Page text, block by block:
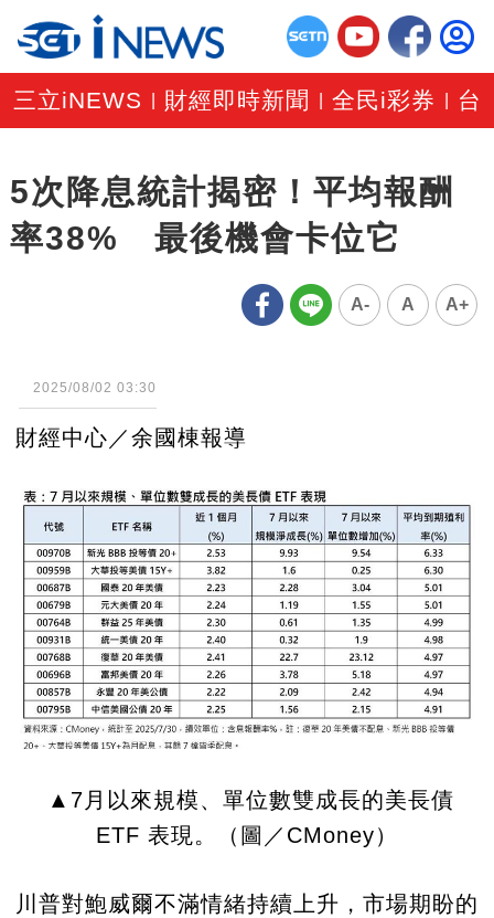
三立iNEWS 財經即時新聞 |全民i彩券 台
5次降息統計揭密！平均報酬
率38% 最後機會卡位它
A- A A+
2025/08/02 03:30
財經中心／余國棟報導
▲7月以來規模、單位數雙成長的美長債
ETF 表現。（圖／CMoney）
川普對鮑威爾不滿情緒持續上升，市場期盼的